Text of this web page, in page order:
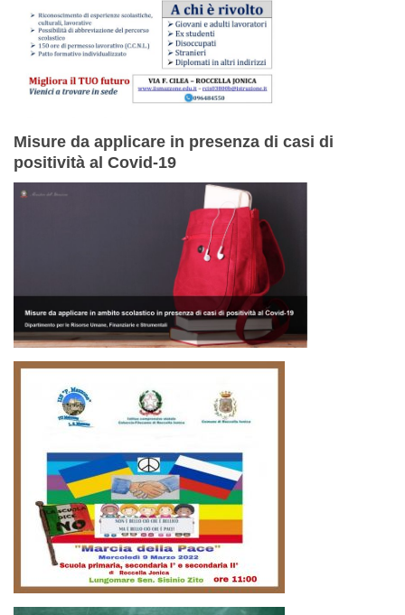
Misure da applicare in presenza di casi di
positività al Covid-19